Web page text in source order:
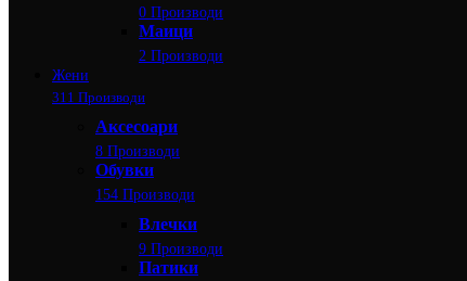
0 Производи
Маици
2 Производи
Жени
311 Производи
Аксесоари
8 Производи
Обувки
154 Производи
Влечки
9 Производи
Патики